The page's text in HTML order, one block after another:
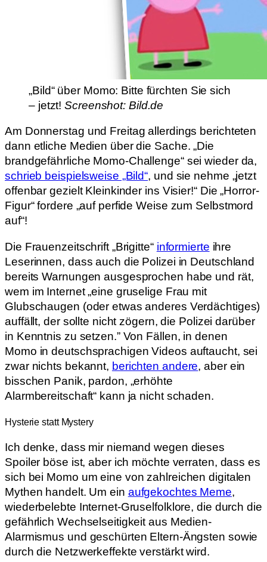
„Bild“ über Momo: Bitte fürchten Sie sich
– jetzt!Screenshot: Bild.de
Am Donnerstag und Freitag allerdings berichteten
dann etliche Medien über die Sache. „Die
brandgefährliche Momo-Challenge“ sei wieder da,
schrieb beispielsweise „Bild“, und sie nehme „jetzt
offenbar gezielt Kleinkinder ins Visier!“ Die „Horror-
Figur“ fordere „auf perfide Weise zum Selbstmord
auf“!
Die Frauenzeitschrift „Brigitte“ informierte ihre
Leserinnen, dass auch die Polizei in Deutschland
bereits Warnungen ausgesprochen habe und rät,
wem im Internet „eine gruselige Frau mit
Glubschaugen (oder etwas anderes Verdächtiges)
auffällt, der sollte nicht zögern, die Polizei darüber
in Kenntnis zu setzen.” Von Fällen, in denen
Momo in deutschsprachigen Videos auftaucht, sei
zwar nichts bekannt, berichten andere, aber ein
bisschen Panik, pardon, „erhöhte
Alarmbereitschaft“ kann ja nicht schaden.
Hysterie statt Mystery
Ich denke, dass mir niemand wegen dieses
Spoiler böse ist, aber ich möchte verraten, dass es
sich bei Momo um eine von zahlreichen digitalen
Mythen handelt. Um ein aufgekochtes Meme,
wiederbelebte Internet-Gruselfolklore, die durch die
gefährlich Wechselseitigkeit aus Medien-
Alarmismus und geschürten Eltern-Ängsten sowie
durch die Netzwerkeffekte verstärkt wird.